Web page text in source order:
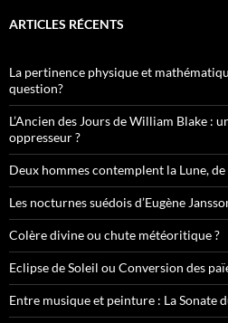
ARTICLES RÉCENTS
La pertinence physique et
question?
L’Ancien des Jours de William Blake :
oppresseur ?
Deux hommes contemplent la Lune,
Les nocturnes suédois d’Eugène
Colère divine ou chute météoritique ?
Eclipse de Soleil ou Conversion des
Entre musique et peinture : La Sonate